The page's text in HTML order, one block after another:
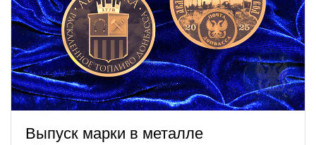
Выпуск марки в металле